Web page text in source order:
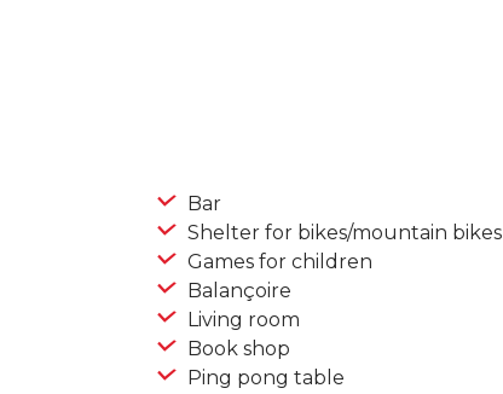
Bar
Shelter for bikes/mountain bikes
Games for children
Balançoire
Living room
Book shop
Ping pong table